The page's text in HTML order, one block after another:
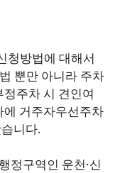
청방법에 대해서
뿐만 아니라 주차
주차 시 견인여
에 거주자우선주차
니다.
정구역인 운천·신